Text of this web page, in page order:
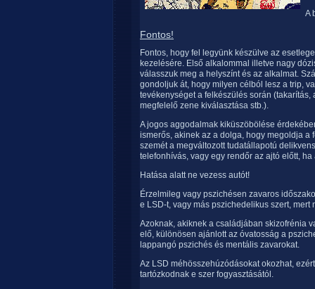
A
Fontos!
Fontos, hogy fel legyünk készülve az
kezelésére. Első alkalommal illetve nagy
válasszuk meg a helyszínt és az alkalmat.
gondoljuk át, hogy milyen célból lesz a trip,
tevékenységet a felkészülés során
megfelelő zene kiválasztása stb.).
A jogos aggodalmak kiküszöbölése
ismerős, akinek az a dolga, hogy megoldja a
szemét a megváltozott tudatállapotú
telefonhívás, vagy egy rendőr az ajtó előtt,
Hatása alatt ne vezess autót!
Érzelmileg vagy pszichésen zavaros
e LSD-t, vagy más pszichedelikus szert,
Azoknak, akiknek a családjában skizofrénia
elő, különösen ajánlott az óvatosság a
lappangó pszichés és mentális zavarokat.
Az LSD méhösszehúzódásokat okozhat,
tartózkodnak e szer fogyasztásától.